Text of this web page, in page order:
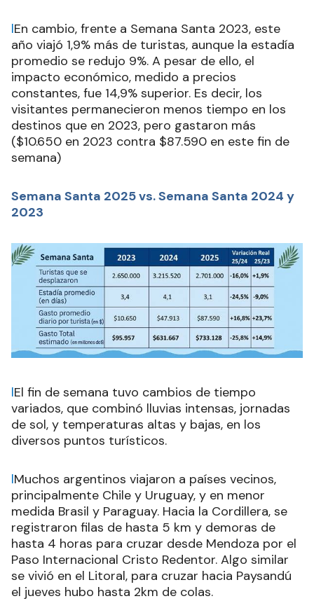
lEn cambio, frente a Semana Santa 2023, este
año viajó 1,9% más de turistas, aunque la estadía
promedio se redujo 9%. A pesar de ello, el
impacto económico, medido a precios
constantes, fue 14,9% superior. Es decir, los
visitantes permanecieron menos tiempo en los
destinos que en 2023, pero gastaron más
($10.650 en 2023 contra $87.590 en este fin de
semana)
Semana Santa 2025 vs. Semana Santa 2024 y
2023
lEl fin de semana tuvo cambios de tiempo
variados, que combinó lluvias intensas, jornadas
de sol, y temperaturas altas y bajas, en los
diversos puntos turísticos.
lMuchos argentinos viajaron a países vecinos,
principalmente Chile y Uruguay, y en menor
medida Brasil y Paraguay. Hacia la Cordillera, se
registraron filas de hasta 5 km y demoras de
hasta 4 horas para cruzar desde Mendoza por el
Paso Internacional Cristo Redentor. Algo similar
se vivió en el Litoral, para cruzar hacia Paysandú
el jueves hubo hasta 2km de colas.